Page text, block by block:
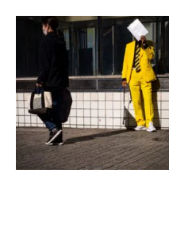
賴弘洲
対比の中の調和
同時代ギャラリー コラー
ジュプリュス